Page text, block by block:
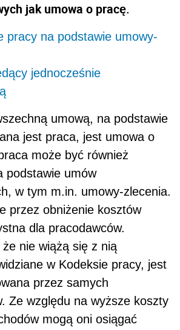
jak umowa o pracę.
pracy na podstawie umowy-
jednocześnie
umową, na podstawie
jest praca, jest umowa o
może być również
podstawie umów
w tym m.in. umowy-zlecenia.
przez obniżenie kosztów
dla pracodawców.
nie wiążą się z nią
w Kodeksie pracy, jest
przez samych
Ze względu na wyższe koszty
mogą oni osiągać